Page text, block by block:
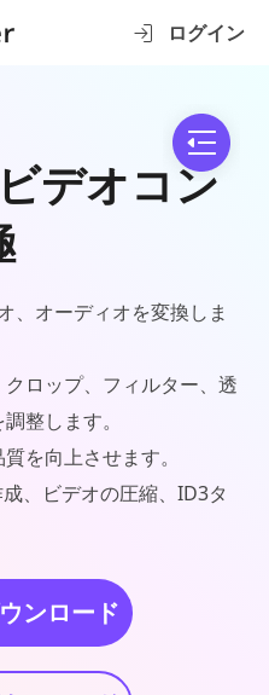
ログイン
デオコン
、オーディオを変換しま
ロップ、フィルター、透
整します。
を向上させます。
、ビデオの圧縮、ID3タ
ンロード